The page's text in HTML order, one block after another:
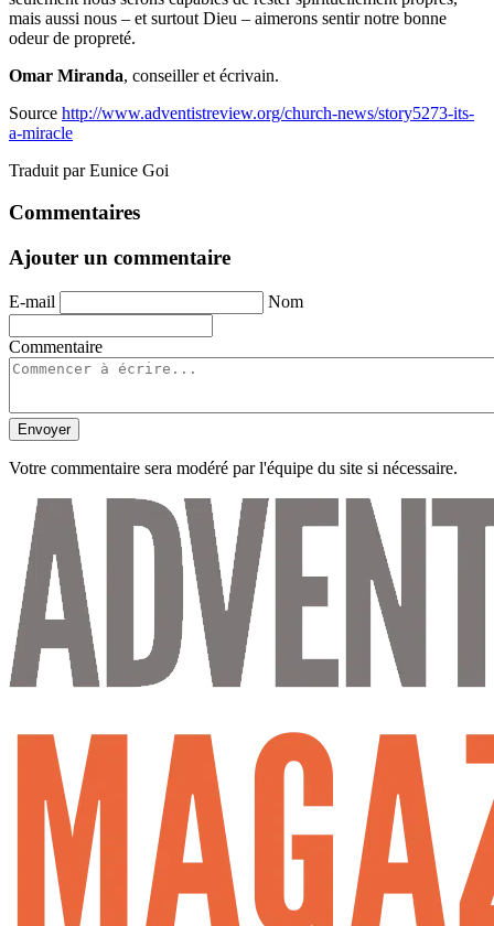
mais aussi nous – et surtout Dieu – aimerons sentir notre bonne
odeur de propreté.
Omar Miranda, conseiller et écrivain.
Source http://www.adventistreview.org/church-news/story5273-its-
a-miracle
Traduit par Eunice Goi
Commentaires
Ajouter un commentaire
E-mail Nom
Commentaire
Envoyer
Votre commentaire sera modéré par l'équipe du site si nécessaire.